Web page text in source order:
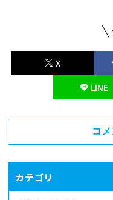
X
LINE
コ
カテゴリ